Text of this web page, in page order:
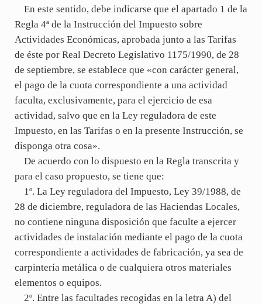
En este sentido, debe indicarse que el apartado 1 de la
Regla 4ª de la Instrucción del Impuesto sobre
Actividades Económicas, aprobada junto a las Tarifas
de éste por Real Decreto Legislativo 1175/1990, de 28
de septiembre, se establece que «con carácter general,
el pago de la cuota correspondiente a una actividad
faculta, exclusivamente, para el ejercicio de esa
actividad, salvo que en la Ley reguladora de este
Impuesto, en las Tarifas o en la presente Instrucción, se
disponga otra cosa».
De acuerdo con lo dispuesto en la Regla transcrita y
para el caso propuesto, se tiene que:
1º. La Ley reguladora del Impuesto, Ley 39/1988, de
28 de diciembre, reguladora de las Haciendas Locales,
no contiene ninguna disposición que faculte a ejercer
actividades de instalación mediante el pago de la cuota
correspondiente a actividades de fabricación, ya sea de
carpintería metálica o de cualquiera otros materiales
elementos o equipos.
2º. Entre las facultades recogidas en la letra A) del